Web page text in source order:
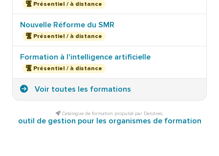
Présentiel / à distance
Nouvelle Réforme du SMR
Présentiel / à distance
Formation à l'intelligence artificielle
Présentiel / à distance
Voir toutes les formations
Catalogue de formation propulsé par Dendreo,
outil de gestion pour les organismes de formation